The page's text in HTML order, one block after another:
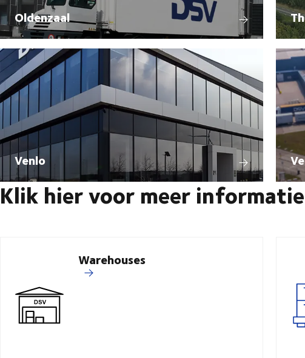
Oldenzaal
Venlo
Klik hier voor meer
Warehouses